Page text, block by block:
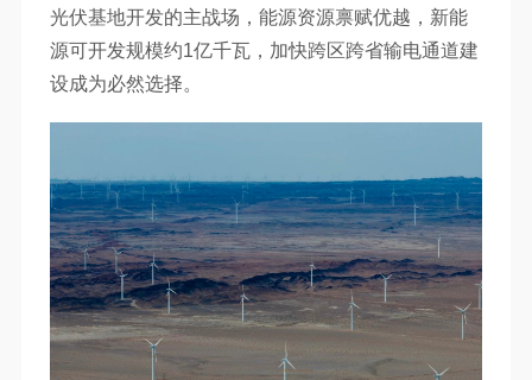
光伏基地开发的主战场，能源资源禀赋优越，新能
源可开发规模约1亿千瓦，加快跨区跨省输电通道建
设成为必然选择。